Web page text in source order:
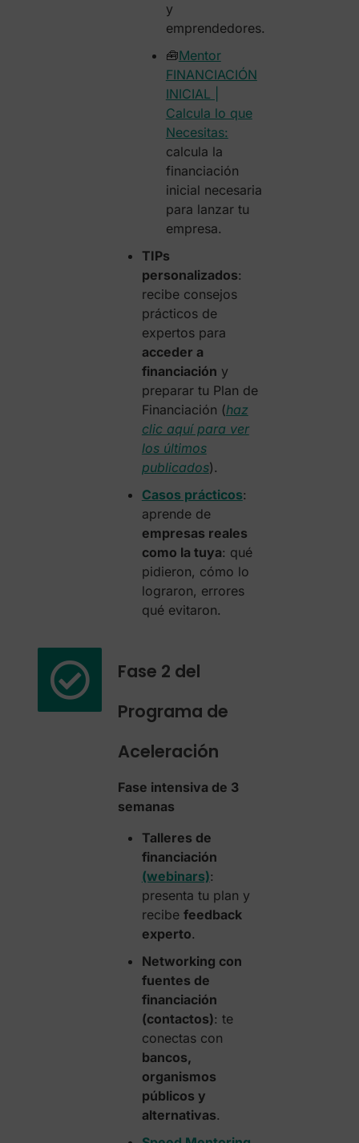
y
emprendedores.
🧰Mentor
FINANCIACIÓN
INICIAL |
Calcula lo que
Necesitas:
calcula la
financiación
inicial necesaria
para lanzar tu
empresa.
TIPs
personalizados:
recibe consejos
prácticos de
expertos para
acceder a
financiación y
preparar tu Plan de
Financiación (haz
clic aquí para ver
los últimos
publicados).
Casos prácticos:
aprende de
empresas reales
como la tuya: qué
pidieron, cómo lo
lograron, errores
qué evitaron.
Fase 2 del
Programa de
Aceleración
Fase intensiva de 3
semanas
Talleres de
financiación
(webinars):
presenta tu plan y
recibe feedback
experto.
Networking con
fuentes de
financiación
(contactos): te
conectas con
bancos,
organismos
públicos y
alternativas.